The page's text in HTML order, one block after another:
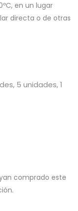
en un lugar
directa o de otras
5 unidades, 1
comprado este